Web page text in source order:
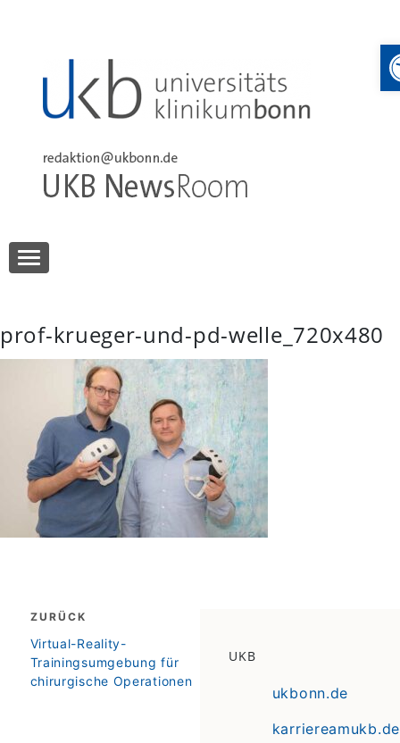
UKB NewsRoom
prof-krueger-und-pd-welle_720x480
Beitragsnavigation
ZURÜCK
zurück
Virtual-Reality-
Trainingsumgebung für
chirurgische Operationen
UKB
ukbonn.de
karriereamukb.de